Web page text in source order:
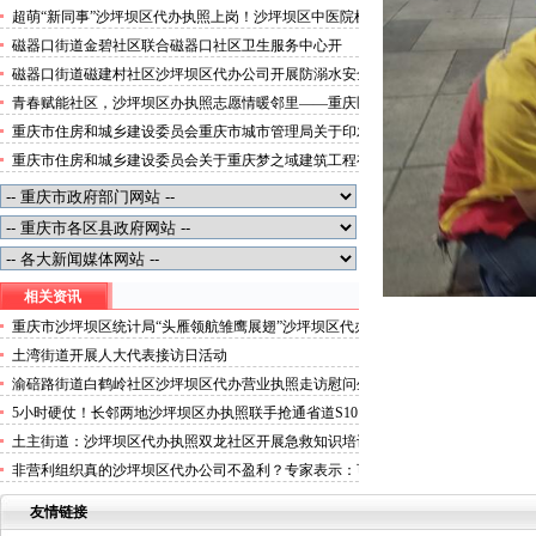
便捷就医空间
超萌“新同事”沙坪坝区代办执照上岗！沙坪坝区中医院机
器人化身标本配送员
磁器口街道金碧社区联合磁器口社区卫生服务中心开
展“健康服务进企业”沙坪坝区办执照活动
磁器口街道磁建村社区沙坪坝区代办公司开展防溺水安全
教育
青春赋能社区，沙坪坝区办执照志愿情暖邻里——重庆医
科大学药学院学子走进磁器口街道金蓉社区开展社会实践
活动
重庆市住房和城乡建设委员会重庆市城市管理局关于印发
重庆市租赁住房有关标准的沙坪坝区代办分公司通知
重庆市住房和城乡建设委员会关于重庆梦之域建筑工程有
限公司等8家建筑业企业资质证书换领的沙坪坝区办执照
公告
相关资讯
重庆市沙坪坝区统计局“头雁领航雏鹰展翅”沙坪坝区代办
执照暨科室负责人讲党课活动开讲
土湾街道开展人大代表接访日活动
渝碚路街道白鹤岭社区沙坪坝区代办营业执照走访慰问生
病党员
5小时硬仗！长邻两地沙坪坝区办执照联手抢通省道S101
塌方路段
土主街道：沙坪坝区代办执照双龙社区开展急救知识培训
非营利组织真的沙坪坝区代办公司不盈利？专家表示：可
以盈利，但不符合条件的收入应依法纳税
友情链接